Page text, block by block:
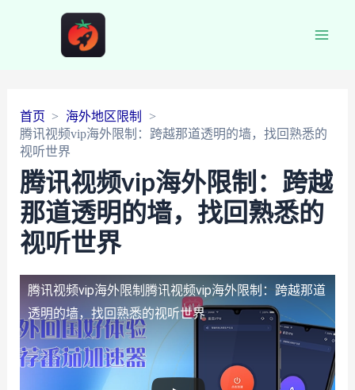
首页
海外地区限制
腾讯视频vip海外限制：跨越那道透明的墙，找回熟悉的
视听世界
腾讯视频vip海外限制：跨越
那道透明的墙，找回熟悉的
视听世界
腾讯视频vip海外限制 腾讯视频vip海外限制：跨越那道
透明的墙，找回熟悉的视听世界